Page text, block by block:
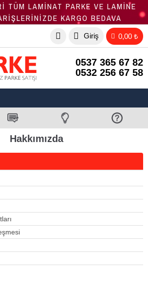
TÜM LAMİNAT PARKE VE LAMİNE
KARGO BEDAVA
Giriş 0,00 ₺
0537 365 67 82
0532 256 67 58
Hakkımızda